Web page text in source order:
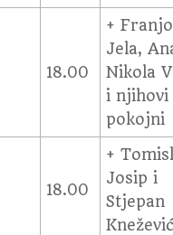
18.00
+
Jela,
Nikola
i njihovi
pokojni
18.00
+
Josip i
Stjepan